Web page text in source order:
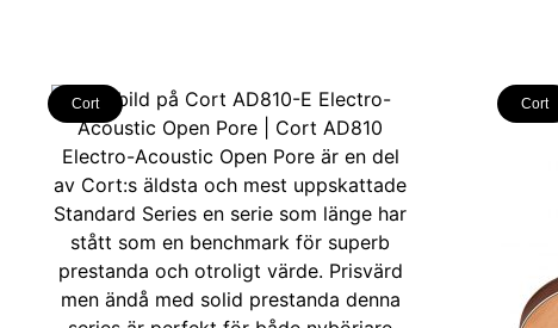
Cort Cort